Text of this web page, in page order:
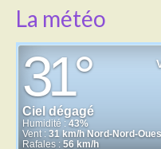
La météo